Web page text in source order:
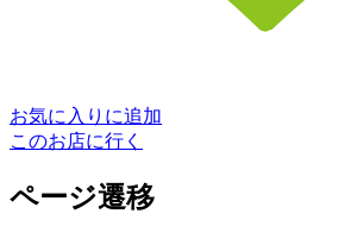
お気に入りに追加
このお店に行く
ページ遷移